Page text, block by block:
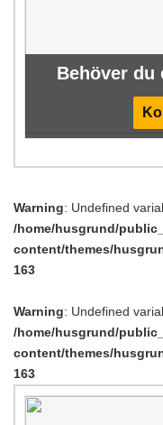
Behöver du
Warning: Undefined
/home/husgrund/
content/themes/
163
Warning: Undefined
/home/husgrund/
content/themes/
163